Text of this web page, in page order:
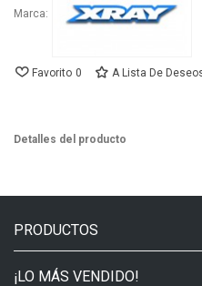
Marca:
Favorito 0 A Lista De
Detalles del producto
PRODUCTOS
¡LO MÁS VENDIDO!